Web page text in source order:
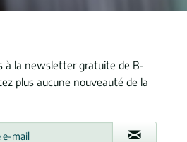
à la newsletter gratuite de B-
plus aucune nouveauté de la